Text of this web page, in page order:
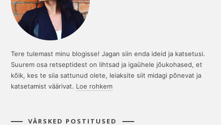
Tere tulemast minu blogisse! Jagan siin enda ideid ja katsetusi.
Suurem osa retseptidest on lihtsad ja igaühele jõukohased, et
kõik, kes te siia sattunud olete, leiaksite siit midagi põnevat ja
katsetamist väärivat. Loe rohkem
VÄRSKED POSTITUSED